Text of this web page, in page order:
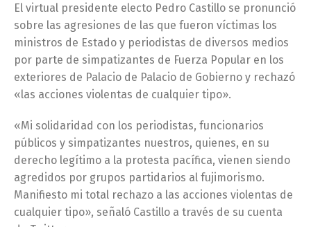
El virtual presidente electo Pedro Castillo se pronunció
sobre las agresiones de las que fueron víctimas los
ministros de Estado y periodistas de diversos medios
por parte de simpatizantes de Fuerza Popular en los
exteriores de Palacio de Palacio de Gobierno y rechazó
«las acciones violentas de cualquier tipo».
«Mi solidaridad con los periodistas, funcionarios
públicos y simpatizantes nuestros, quienes, en su
derecho legítimo a la protesta pacífica, vienen siendo
agredidos por grupos partidarios al fujimorismo.
Manifiesto mi total rechazo a las acciones violentas de
cualquier tipo», señaló Castillo a través de su cuenta